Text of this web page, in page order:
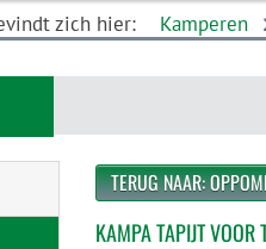
zich hier: Kamperen
TERUG NAAR:
KAMPA TAPIJT VOOR